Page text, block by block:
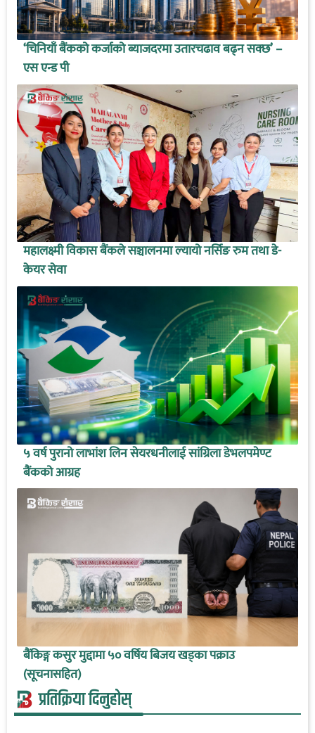
‘चिनियाँ बैंकको कर्जाको ब्याजदरमा उतारचढाव बढ्न सक्छ’ –
एस एन्ड पी
महालक्ष्मी विकास बैंकले सञ्चालनमा ल्यायो नर्सिङ रुम तथा डे-
केयर सेवा
५ वर्ष पुरानो लाभांश लिन सेयरधनीलाई सांग्रिला डेभलपमेण्ट
बैंकको आग्रह
बैंकिङ्ग कसुर मुद्दामा ५० वर्षिय बिजय खड्का पक्राउ
(सूचनासहित)
प्रतिक्रिया दिनुहोस्